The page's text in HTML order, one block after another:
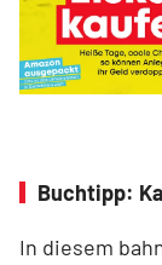
Buchtipp:
In diesem